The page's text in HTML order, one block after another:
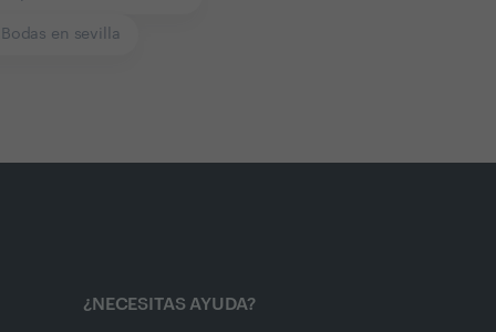
en sevilla
¿NECESITAS AYUDA?